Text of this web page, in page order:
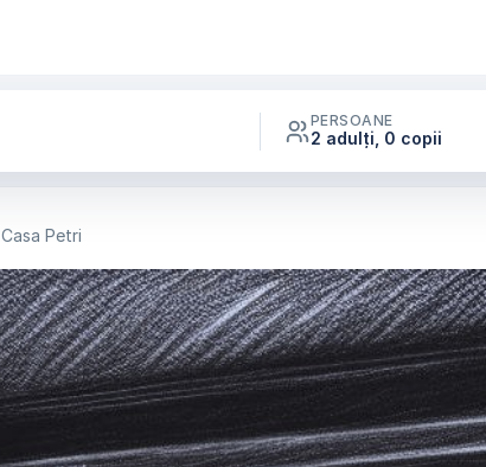
PERSOANE
2 adulți, 0 copii
Casa Petri